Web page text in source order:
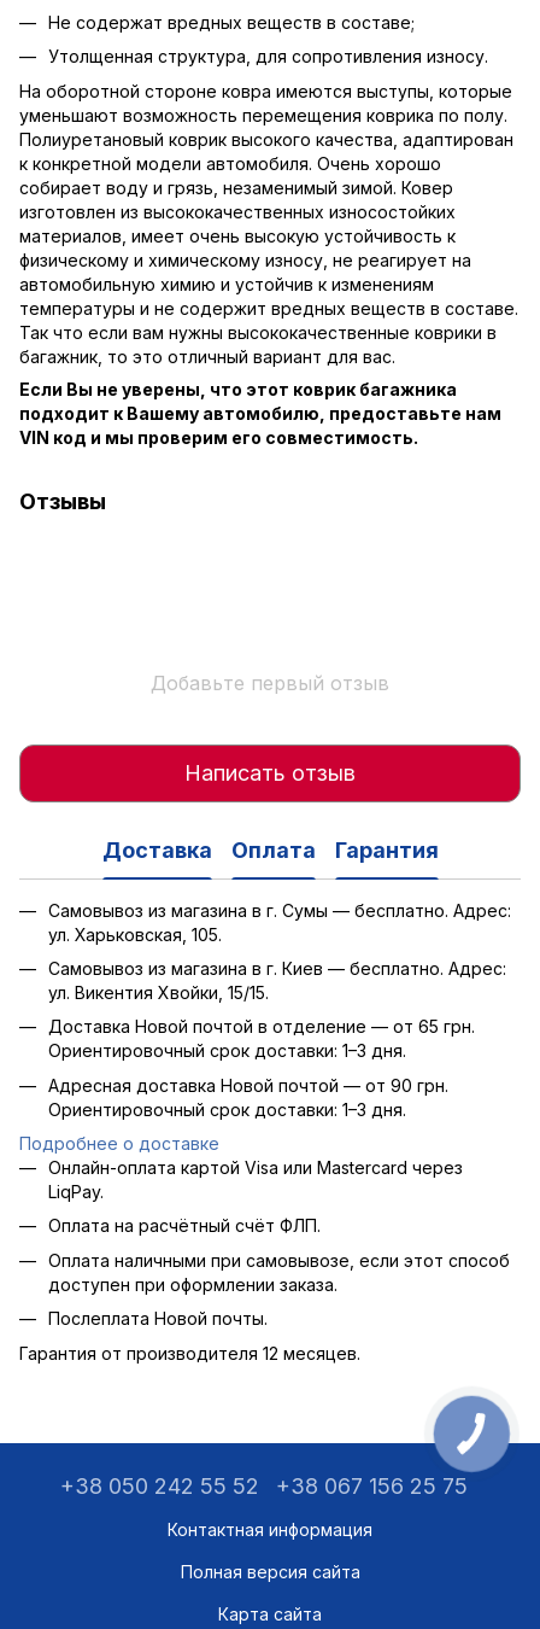
Не содержат вредных веществ в составе;
Утолщенная структура, для сопротивления износу.
На оборотной стороне ковра имеются выступы, которые
уменьшают возможность перемещения коврика по полу.
Полиуретановый коврик высокого качества, адаптирован
к конкретной модели автомобиля. Очень хорошо
собирает воду и грязь, незаменимый зимой. Ковер
изготовлен из высококачественных износостойких
материалов, имеет очень высокую устойчивость к
физическому и химическому износу, не реагирует на
автомобильную химию и устойчив к изменениям
температуры и не содержит вредных веществ в составе.
Так что если вам нужны высококачественные коврики в
багажник, то это отличный вариант для вас.
Если Вы не уверены, что этот коврик багажника
подходит к Вашему автомобилю, предоставьте нам
VIN код и мы проверим его совместимость.
Отзывы
Добавьте первый отзыв
Написать отзыв
Доставка Оплата Гарантия
Самовывоз из магазина в г. Сумы — бесплатно. Адрес:
ул. Харьковская, 105.
Самовывоз из магазина в г. Киев — бесплатно. Адрес:
ул. Викентия Хвойки, 15/15.
Доставка Новой почтой в отделение — от 65 грн.
Ориентировочный срок доставки: 1–3 дня.
Адресная доставка Новой почтой — от 90 грн.
Ориентировочный срок доставки: 1–3 дня.
Подробнее о доставке
Онлайн-оплата картой Visa или Mastercard через
LiqPay.
Оплата на расчётный счёт ФЛП.
Оплата наличными при самовывозе, если этот способ
доступен при оформлении заказа.
Послеплата Новой почты.
Гарантия от производителя 12 месяцев.
+38 050 242 55 52 +38 067 156 25 75
Контактная информация
Полная версия сайта
Карта сайта